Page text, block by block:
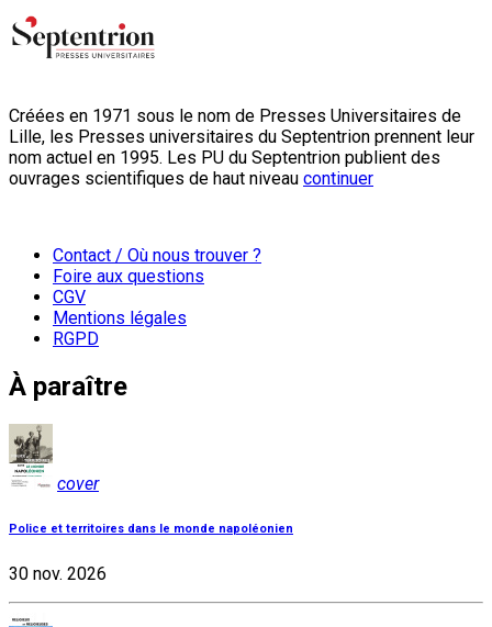
Créées en 1971 sous le nom de Presses Universitaires de
Lille, les Presses universitaires du Septentrion prennent leur
nom actuel en 1995. Les PU du Septentrion publient des
ouvrages scientifiques de haut niveau continuer
Contact / Où nous trouver ?
Foire aux questions
CGV
Mentions légales
RGPD
À paraître
cover
Police et territoires dans le monde napoléonien
30 nov. 2026